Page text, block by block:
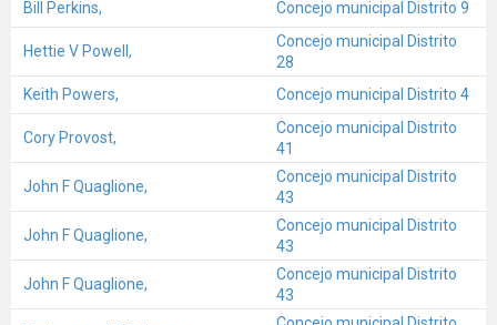
Bill Perkins, Concejo municipal Distrito 9
Hettie V Powell,
Concejo municipal Distrito
28
Keith Powers,
Concejo municipal Distrito 4
Cory Provost,
Concejo municipal Distrito
41
John F Quaglione,
Concejo municipal Distrito
43
John F Quaglione,
Concejo municipal Distrito
43
John F Quaglione,
Concejo municipal Distrito
43